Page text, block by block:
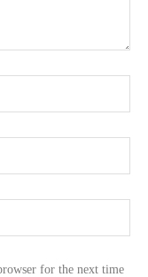
for the next time